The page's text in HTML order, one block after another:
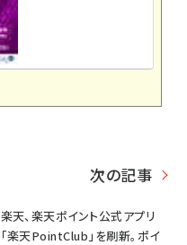
次の記事
楽天、楽天ポイント公式アプリ
「楽天PointClub」を刷新。ポイ